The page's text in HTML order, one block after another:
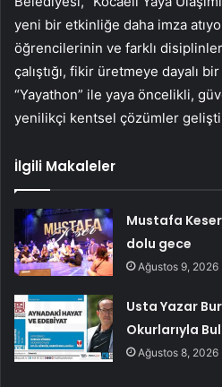
yeni bir etkinliğe daha imza
öğrencilerinin ve farklı
çalıştığı, fikir üretmeye dayalı
“Yayathon” ile yaya öncelikli,
yenilikçi kentsel çözümler
İlgili Makaleler
Mustafa
dolu gece
Ağustos 9, 2026
Usta Yazar
Okurlarıyla
Ağustos 8, 2026